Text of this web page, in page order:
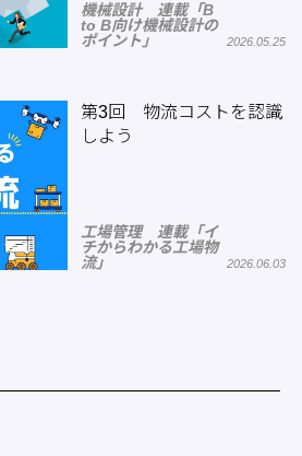
機械設計 連載「B
to B向け機械設計の
ポイント」
2026.05.25
第3回 物流コストを認識
しよう
工場管理 連載「イ
チからわかる工場物
流」
2026.06.03